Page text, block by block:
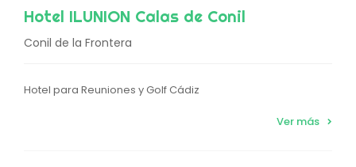
Hotel ILUNION Calas de Conil
Conil de la Frontera
Hotel para Reuniones y Golf Cádiz
Ver más